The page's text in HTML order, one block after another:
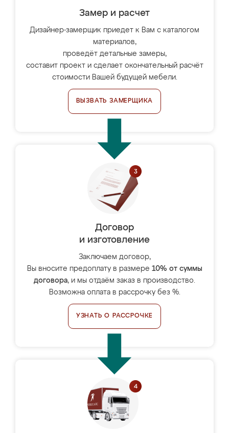
Замер и расчет
Дизайнер-замерщик приедет к Вам с каталогом
материалов,
проведёт детальные замеры,
составит проект и сделает окончательный расчёт
стоимости Вашей будущей мебели.
ВЫЗВАТЬ ЗАМЕРЩИКА
Договор
и изготовление
Заключаем договор,
Вы вносите предоплату в размере 10% от суммы
договора, и мы отдаём заказ в производство.
Возможна оплата в рассрочку без %.
УЗНАТЬ О РАССРОЧКЕ